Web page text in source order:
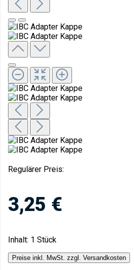
Regulärer Preis:
3,25 €
Inhalt: 1 Stück
Preise inkl. MwSt. zzgl. Versandkosten